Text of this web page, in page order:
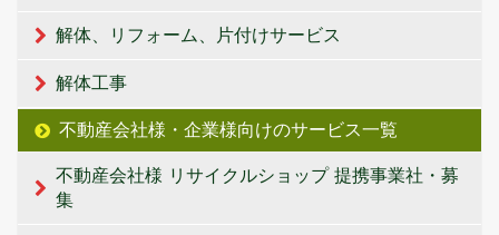
解体、リフォーム、片付けサービス
解体工事
不動産会社様・企業様向けのサービス一覧
不動産会社様 リサイクルショップ 提携事業社・募
集